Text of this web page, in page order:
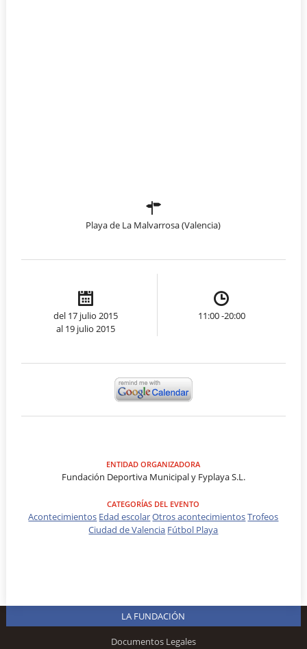
Playa de La Malvarrosa (Valencia)
del 17 julio 2015
al 19 julio 2015
11:00 -20:00
ENTIDAD ORGANIZADORA
Fundación Deportiva Municipal y Fyplaya S.L.
CATEGORÍAS DEL EVENTO
Acontecimientos Edad escolarOtros acontecimientosTrofeos
Ciudad de Valencia Fútbol Playa
LA FUNDACIÓN
Documentos Legales